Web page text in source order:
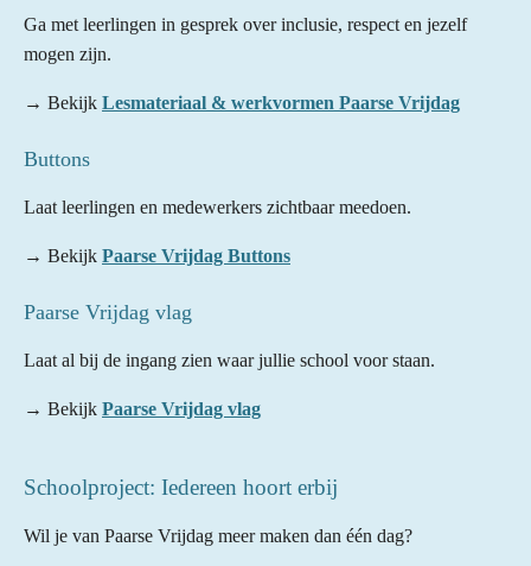
Ga met leerlingen in gesprek over inclusie, respect en jezelf
mogen zijn.
→ Bekijk Lesmateriaal & werkvormen Paarse Vrijdag
Buttons
Laat leerlingen en medewerkers zichtbaar meedoen.
→ Bekijk Paarse Vrijdag Buttons
Paarse Vrijdag vlag
Laat al bij de ingang zien waar jullie school voor staan.
→ Bekijk Paarse Vrijdag vlag
Schoolproject: Iedereen hoort erbij
Wil je van Paarse Vrijdag meer maken dan één dag?